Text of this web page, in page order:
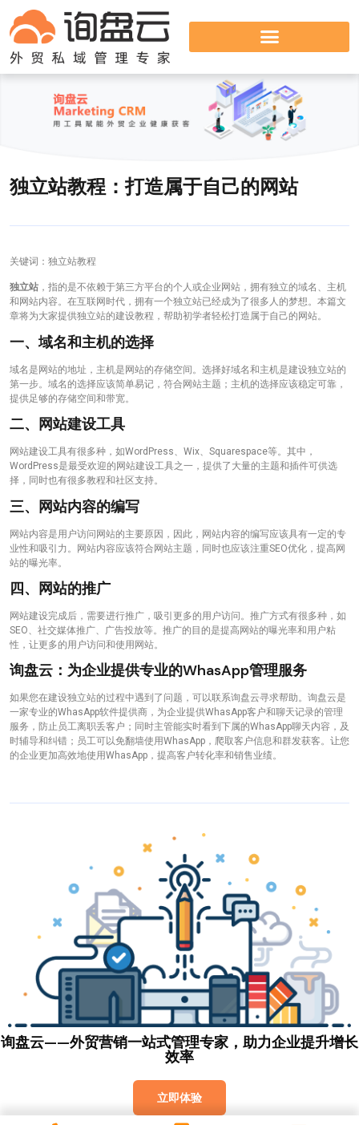
独立站教程：打造属于自己的网站
关键词：独立站教程
独立站 ，指的是不依赖于第三方平台的个人或企业网站，拥有独立的域名、主机
和网站内容。在互联网时代，拥有一个独立站已经成为了很多人的梦想。本篇文
章将为大家提供独立站的建设教程，帮助初学者轻松打造属于自己的网站。
一、域名和主机的选择
域名是网站的地址，主机是网站的存储空间。选择好域名和主机是建设独立站的
第一步。域名的选择应该简单易记，符合网站主题；主机的选择应该稳定可靠，
提供足够的存储空间和带宽。
二、网站建设工具
网站建设工具有很多种，如WordPress、Wix、Squarespace等。其中，
WordPress是最受欢迎的网站建设工具之一，提供了大量的主题和插件可供选
择，同时也有很多教程和社区支持。
三、网站内容的编写
网站内容是用户访问网站的主要原因，因此，网站内容的编写应该具有一定的专
业性和吸引力。网站内容应该符合网站主题，同时也应该注重SEO优化，提高网
站的曝光率。
四、网站的推广
网站建设完成后，需要进行推广，吸引更多的用户访问。推广方式有很多种，如
SEO、社交媒体推广、广告投放等。推广的目的是提高网站的曝光率和用户粘
性，让更多的用户访问和使用网站。
询盘云：为企业提供专业的WhasApp管理服务
如果您在建设独立站的过程中遇到了问题，可以联系询盘云寻求帮助。询盘云是
一家专业的WhasApp软件提供商，为企业提供WhasApp客户和聊天记录的管理
服务，防止员工离职丢客户；同时主管能实时看到下属的WhasApp聊天内容，及
时辅导和纠错；员工可以免翻墙使用WhasApp，爬取客户信息和群发获客。让您
的企业更加高效地使用WhasApp，提高客户转化率和销售业绩。
询盘云——外贸营销一站式管理专家，助力企业提升增长
效率
立即体验